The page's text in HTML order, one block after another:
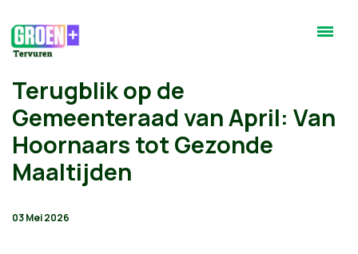
Terugblik op de
Gemeenteraad van April: Van
Hoornaars tot Gezonde
Maaltijden
03 Mei 2026